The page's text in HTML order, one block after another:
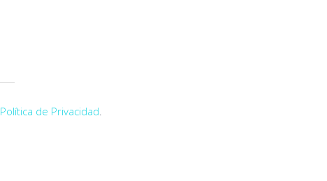
Política de Privacidad.